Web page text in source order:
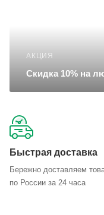
АКЦИЯ
Скидка 10% на
Быстрая доставка
Бережно доставляем
по России за 24 часа